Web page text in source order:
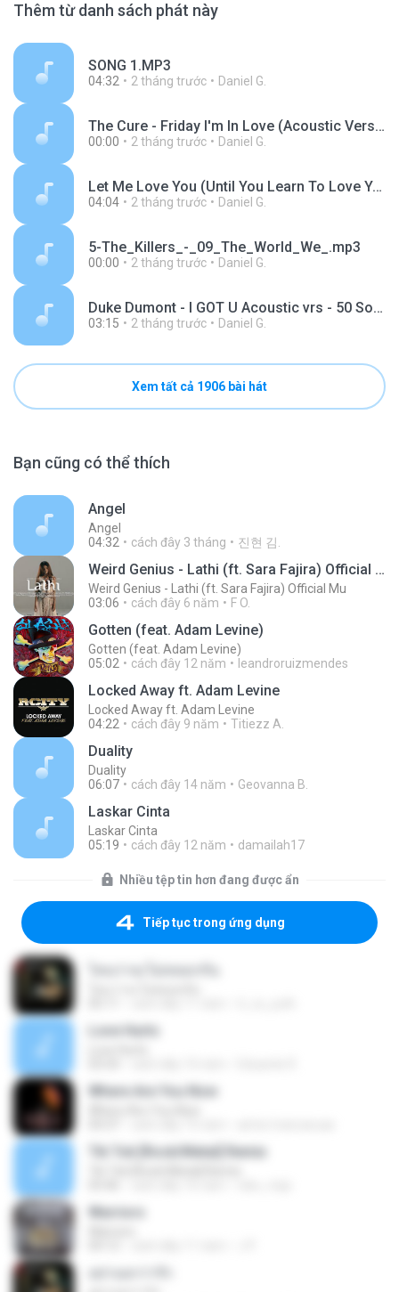
Thêm từ danh sách phát này
SONG 1.MP3
04:32 2 tháng trước Daniel G.
The Cure - Friday I'm In Love (Acoustic Version) (128 kbps).mp3
00:00 2 tháng trước Daniel G.
Let Me Love You (Until You Learn To Love Yourself) (Live ... (128 kbps).mp3
04:04 2 tháng trước Daniel G.
5-The_Killers_-_09_The_World_We_.mp3
00:00 2 tháng trước Daniel G.
Duke Dumont - I GOT U Acoustic vrs - 50 Songs (Radio Deejay).mp3
03:15 2 tháng trước Daniel G.
Xem tất cả 1906 bài hát
Bạn cũng có thể thích
Angel
Angel
04:32
cách đây 3 tháng 진현 김.
Weird Genius - Lathi (ft. Sara Fajira) Official Mu
Weird Genius - Lathi (ft. Sara Fajira) Official Mu
03:06
cách đây 6 năm F O.
Gotten (feat. Adam Levine)
Gotten (feat. Adam Levine)
05:02
cách đây 12 năm leandroruizmendes
Locked Away ft. Adam Levine
Locked Away ft. Adam Levine
04:22
cách đây 9 năm Titiezz A.
Duality
Duality
06:07
cách đây 14 năm Geovanna B.
Laskar Cinta
Laskar Cinta
05:19
cách đây 12 năm damailah17
Nhiều tệp tin hơn đang được ẩn
Tiếp tục trong ứng dụng
Love Hurts
Where Are You Now
Tik Tok [Rock/Metal] Remix
Warriors